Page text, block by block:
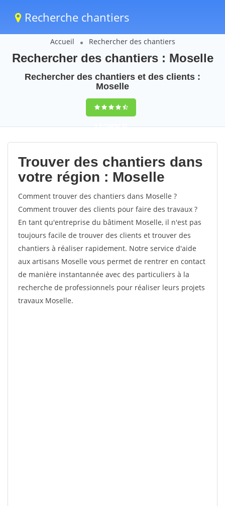
Recherche chantiers
Accueil Rechercher des chantiers
Rechercher des chantiers : Moselle
Rechercher des chantiers et des clients :
Moselle
9,5(100%)32
votes
Trouver des chantiers dans
votre région : Moselle
Comment trouver des chantiers dans Moselle ?
Comment trouver des clients pour faire des travaux ?
En tant qu'entreprise du bâtiment Moselle, il n'est pas
toujours facile de trouver des clients et trouver des
chantiers à réaliser rapidement. Notre service d'aide
aux artisans Moselle vous permet de rentrer en contact
de manière instantannée avec des particuliers à la
recherche de professionnels pour réaliser leurs projets
travaux Moselle.